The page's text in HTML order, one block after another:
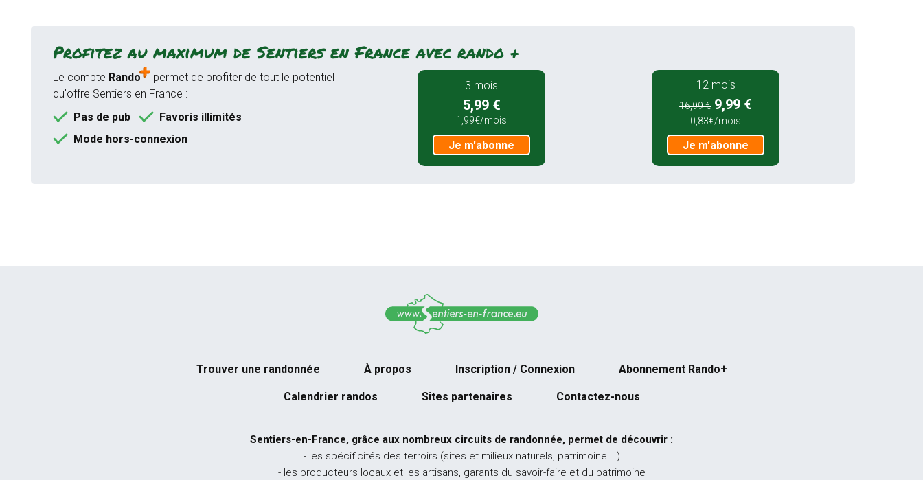
Profitez au maximum de Sentiers en France avec rando +
Le compte Rando
permet de profiter de tout le potentiel
qu'offre Sentiers en France :
Pas de pub
Favoris illimités
Mode hors-connexion
3 mois
5,99 €
1,99€/mois
Je m'abonne
12 mois
16,99 € 9,99 €
0,83€/mois
Je m'abonne
Trouver une randonnée À propos Inscription / Connexion Abonnement Rando+
Calendrier randos Sites partenaires Contactez-nous
Sentiers-en-France, grâce aux nombreux circuits de randonnée, permet de découvrir :
- les spécificités des terroirs (sites et milieux naturels, patrimoine …)
- les producteurs locaux et les artisans, garants du savoir-faire et du patrimoine